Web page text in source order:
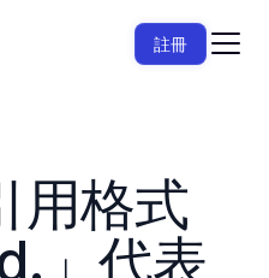
用格式
」代表
註冊